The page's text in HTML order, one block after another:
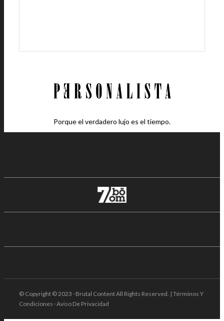
Porque el verdadero lujo es el tiempo.
© Copyright © 2023 · Brutal Content All Rights Reserved. | Términos Y
Condiciones · Aviso De Privacidad